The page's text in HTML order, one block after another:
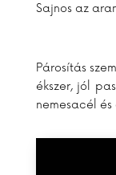
Sajnos az
Párosítás
ékszer, jól
nemesacél és